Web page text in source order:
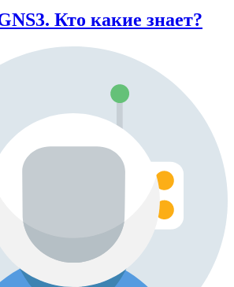
Кто какие знает?